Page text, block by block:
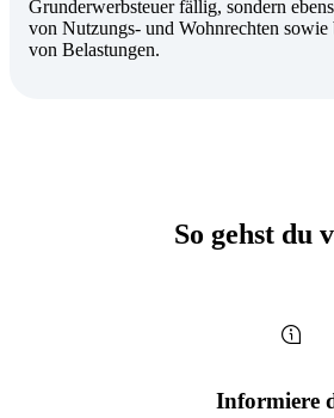
Grunderwerbsteuer fällig, sondern
von Nutzungs- und Wohnrechten sowie
von Belastungen.
So gehst du
Informiere